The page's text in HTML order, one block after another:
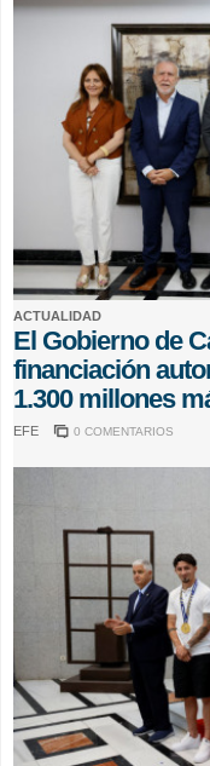
ACTUALIDAD
El Gobierno de
financiación
1.300 millones
EFE 0 COMENTARIOS